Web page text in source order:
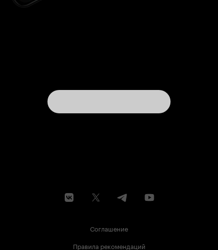
Соглашение
Правила рекомендаций